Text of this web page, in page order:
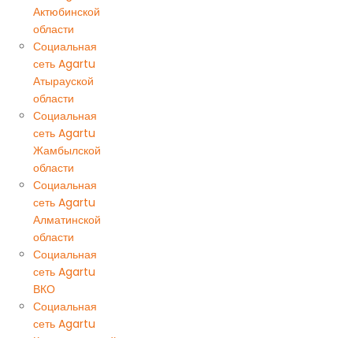
Актюбинской
области
Социальная
сеть Agartu
Атырауской
области
Социальная
сеть Agartu
Жамбылской
области
Социальная
сеть Agartu
Алматинской
области
Социальная
сеть Agartu
ВКО
Социальная
сеть Agartu